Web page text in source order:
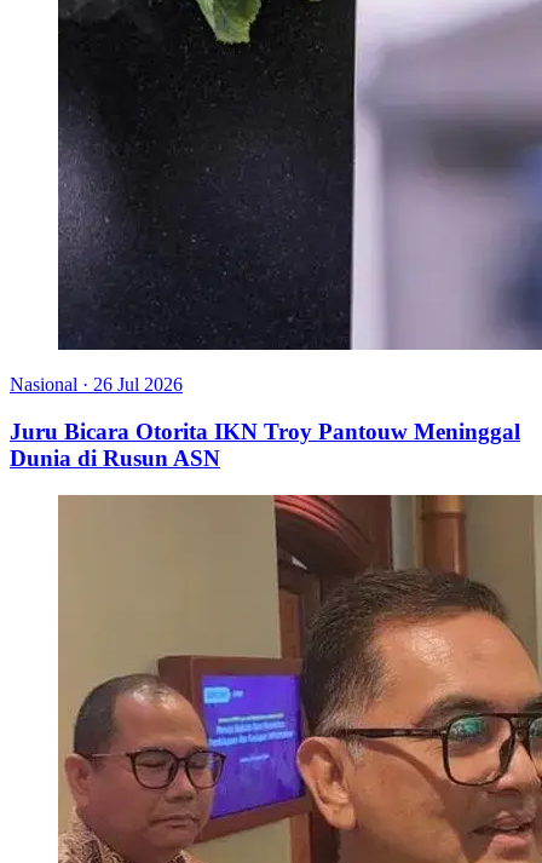
Nasional · 26 Jul 2026
Juru Bicara Otorita IKN Troy Pantouw Meninggal
Dunia di Rusun ASN